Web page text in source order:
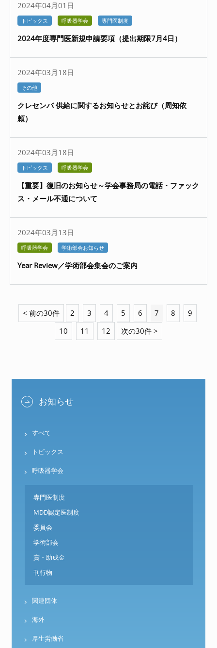
2024年04月01日
トピックス 呼吸器学会 専門医制度
2024年度専門医新規申請要項（提出期限7月4日）
2024年03月18日
その他
クレセンバ 供給に関するお知らせとお詫び（周知依
頼）
2024年03月18日
トピックス 呼吸器学会
【重要】復旧のお知らせ～学会事務局の電話・ファック
ス・メール不通について
2024年03月13日
呼吸器学会 学術部会お知らせ
Year Review／学術部会集会のご案内
< 前の30件 2 3 4 5 6 7 8
9
10
11 12 次の30件 >
お知らせ
すべて
トピックス
呼吸器学会
専門医制度
MDD認定医制度
委員会
学術部会
賞・助成金
刊行物
関連団体
海外
厚生労働省